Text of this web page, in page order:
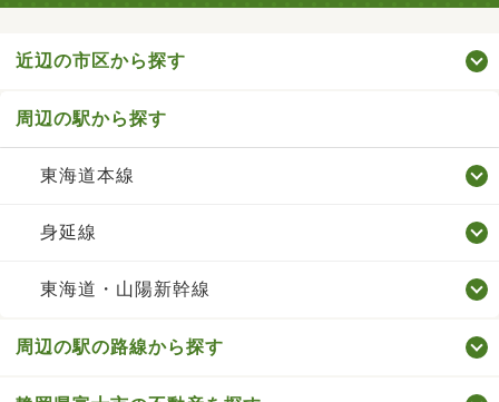
近辺の市区から探す
周辺の駅から探す
東海道本線
身延線
東海道・山陽新幹線
周辺の駅の路線から探す